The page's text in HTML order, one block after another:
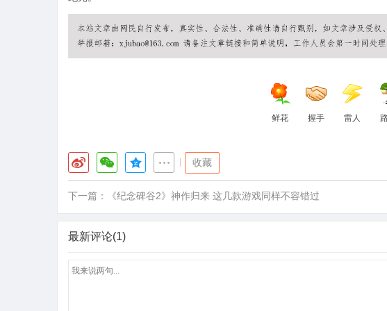
鲜花 握手 雷人
收藏
下一篇： 《纪念碑谷2》神作归来 这几款游戏同样不容错过
最新评论(1)